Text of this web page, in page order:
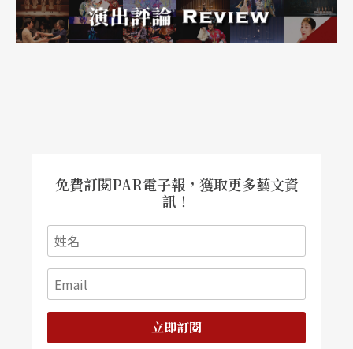
免費訂閱PAR電子報，獲取更多藝文資
訊！
立即訂閱